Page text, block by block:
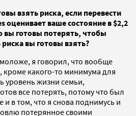
взять риска, если перевести
оценивает ваше состояние в $2,2
вы готовы потерять, чтобы
вы готовы взять?
я говорил, что вообще
кроме какого-то минимума для
уровень жизни семьи,
все потерять, потому что был
и в том, что я снова поднимусь и
потерянное своими